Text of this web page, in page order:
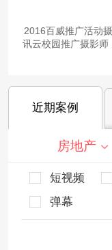
2016百威推广活动
讯云校园推广摄影
近期案例
房地产
短视频
弹幕